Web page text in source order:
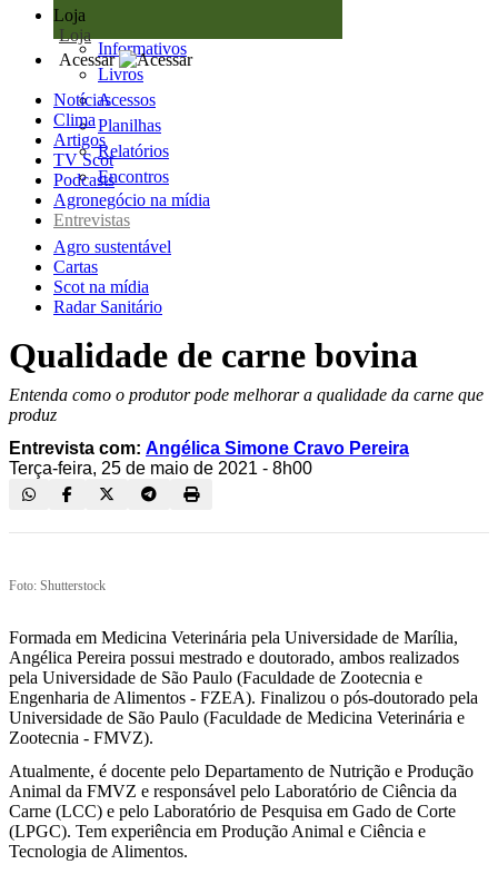
Loja
Loja
Informativos
Livros
Acessos
Planilhas
Relatórios
Encontros
Acessar
Notícias
Clima
Artigos
TV Scot
Podcasts
Agronegócio na mídia
Entrevistas
Agro sustentável
Cartas
Scot na mídia
Radar Sanitário
Qualidade de carne bovina
Entenda como o produtor pode melhorar a qualidade da carne que
produz
Entrevista com: Angélica Simone Cravo Pereira
Terça-feira, 25 de maio de 2021 - 8h00
Foto: Shutterstock
Formada em Medicina Veterinária pela Universidade de Marília,
Angélica Pereira possui mestrado e doutorado, ambos realizados
pela Universidade de São Paulo (Faculdade de Zootecnia e
Engenharia de Alimentos - FZEA). Finalizou o pós-doutorado pela
Universidade de São Paulo (Faculdade de Medicina Veterinária e
Zootecnia - FMVZ).
Atualmente, é docente pelo Departamento de Nutrição e Produção
Animal da FMVZ e responsável pelo Laboratório de Ciência da
Carne (LCC) e pelo Laboratório de Pesquisa em Gado de Corte
(LPGC). Tem experiência em Produção Animal e Ciência e
Tecnologia de Alimentos.